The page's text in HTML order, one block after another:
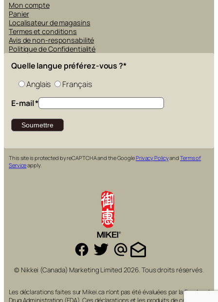
Mon compte
Panier
Localisateur de magasins
Termes et conditions
Avis de non-responsabilité
Politique de Confidentialité
Quelle langue préférez-vous ?*
Anglais
Français
E-mail*
This site is protected by reCAPTCHA and the GooglePrivacy PolicyandTerms of
Serviceapply.
© Nikkei (Canada) Marketing Limited 2026. Tous droits réservés.
Les déclarations faites sur Mikei.ca n’ont pas été évaluées par la Food and
Drug Administration (FDA). Ces déclarations et les produits de cette